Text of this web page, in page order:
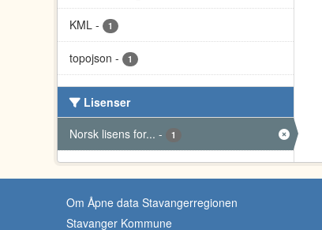
KML - 1
topojson - 1
Lisenser
Norsk lisens for... - 1
Om Åpne data Stavangerregionen
Stavanger Kommune